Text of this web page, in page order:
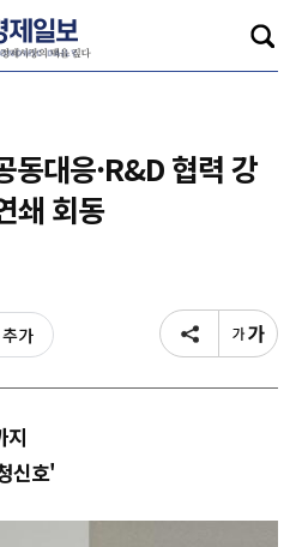
동대응·R&D 협력 강
쇄 회동
가
지
신호'